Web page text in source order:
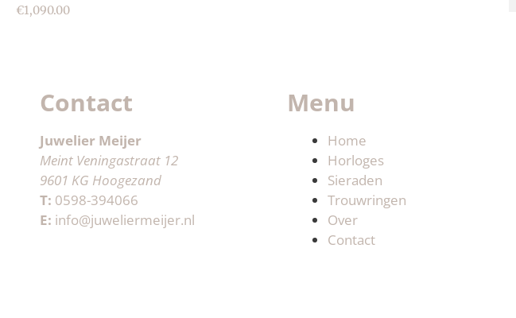
€1,090.00
Contact
Juwelier Meijer
Meint Veningastraat 12
9601 KG Hoogezand
T: 0598-394066
E: info@juweliermeijer.nl
Menu
Home
Horloges
Sieraden
Trouwringen
Over
Contact